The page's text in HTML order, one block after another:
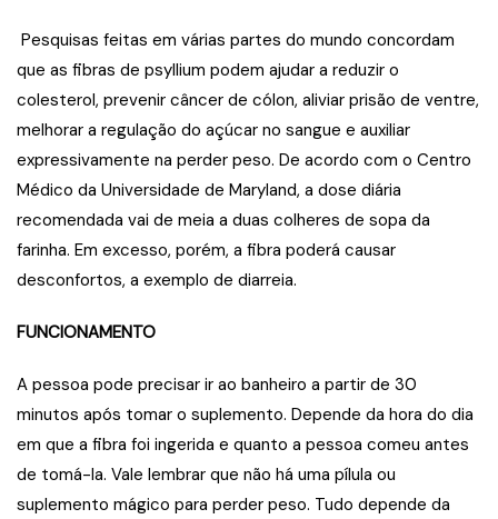
Pesquisas feitas em várias partes do mundo concordam
que as fibras de psyllium podem ajudar a reduzir o
colesterol, prevenir câncer de cólon, aliviar prisão de ventre,
melhorar a regulação do açúcar no sangue e auxiliar
expressivamente na perder peso. De acordo com o Centro
Médico da Universidade de Maryland, a dose diária
recomendada vai de meia a duas colheres de sopa da
farinha. Em excesso, porém, a fibra poderá causar
desconfortos, a exemplo de diarreia.
FUNCIONAMENTO
A pessoa pode precisar ir ao banheiro a partir de 30
minutos após tomar o suplemento. Depende da hora do dia
em que a fibra foi ingerida e quanto a pessoa comeu antes
de tomá-la. Vale lembrar que não há uma pílula ou
suplemento mágico para perder peso. Tudo depende da